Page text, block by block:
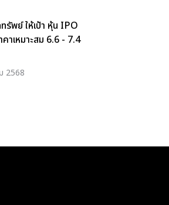
รัพย์ ให้เป้า หุ้น IPO
าเหมาะสม 6.6 - 7.4
2568